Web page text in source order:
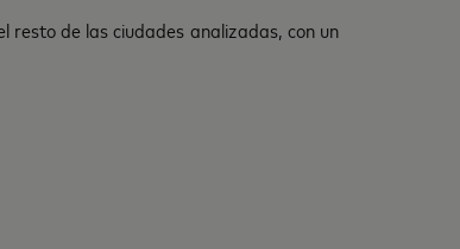
resto de las ciudades analizadas, con un